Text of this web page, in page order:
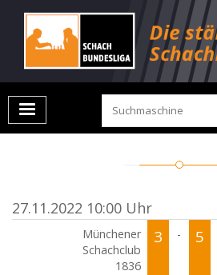
27.11.2022 10:00 Uhr
Münchener
Schachclub
1836
3 - 5